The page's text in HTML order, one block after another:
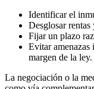
Identificar el
Desglosar rentas
Fijar un plazo
Evitar amenazas
margen de la ley.
La negociación o la